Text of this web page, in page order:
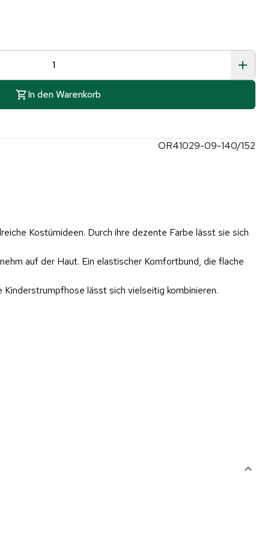
In den Warenkorb
OR41029-09-140/152
Kostümideen. Durch ihre dezente Farbe lässt sie sich
auf der Haut. Ein elastischer Komfortbund, die flache
lässt sich vielseitig kombinieren.